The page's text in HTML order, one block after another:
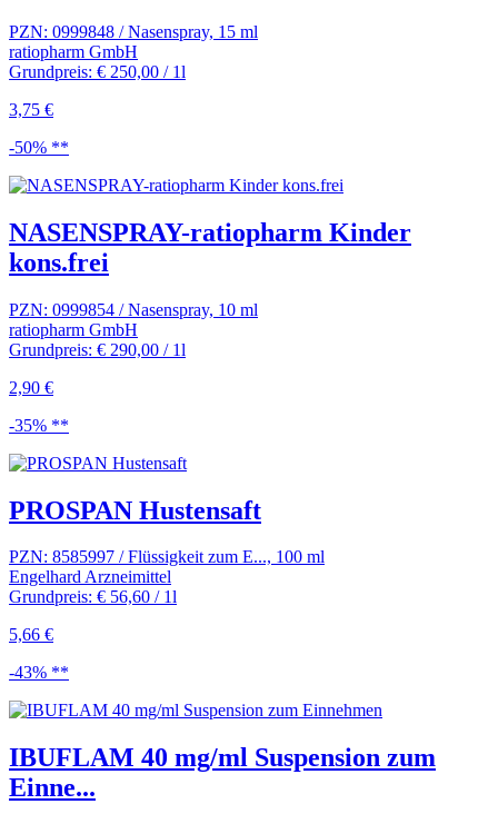
PZN: 0999848 / Nasenspray, 15 ml
ratiopharm GmbH
Grundpreis: € 250,00 / 1l
3,75 €
-50% **
NASENSPRAY-ratiopharm Kinder
kons.frei
PZN: 0999854 / Nasenspray, 10 ml
ratiopharm GmbH
Grundpreis: € 290,00 / 1l
2,90 €
-35% **
PROSPAN Hustensaft
PZN: 8585997 / Flüssigkeit zum E..., 100 ml
Engelhard Arzneimittel
Grundpreis: € 56,60 / 1l
5,66 €
-43% **
IBUFLAM 40 mg/ml Suspension zum
Einne...